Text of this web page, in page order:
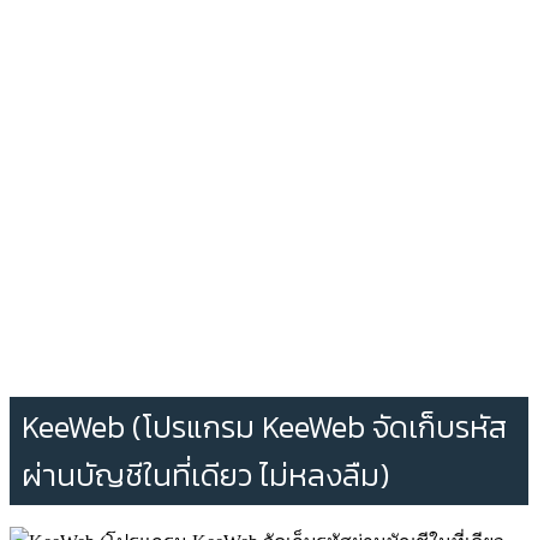
KeeWeb (โปรแกรม KeeWeb จัดเก็บรหัส
ผ่านบัญชีในที่เดียว ไม่หลงลืม)